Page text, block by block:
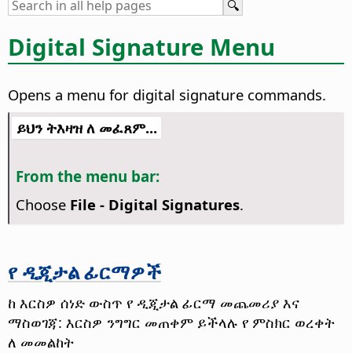
Digital Signature Menu
Opens a menu for digital signature commands.
ይህን ትእዛዝ ለ መፈጸም...
From the menu bar:
Choose File - Digital Signatures.
የ ዲጂታል ፊርማዎች
ከ እርስዎ ሰነድ ውስጥ የ ዲጂታል ፊርማ መጨመሪያ እና
ማስወገጃ: እርስዎ ንግግር መጠቀም ይችላሉ የ ምስክር ወረቀት
ለ መመልከት